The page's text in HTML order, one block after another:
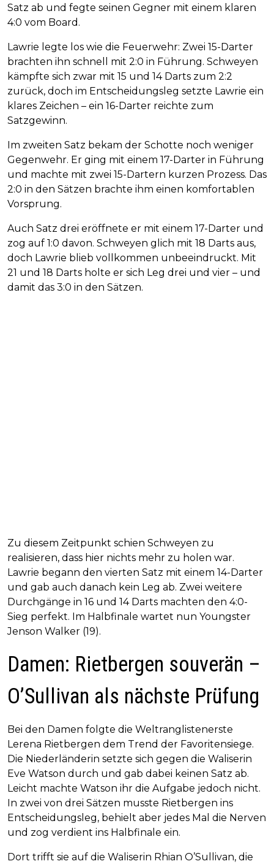
Satz ab und fegte seinen Gegner mit einem klaren
4:0 vom Board.
Lawrie legte los wie die Feuerwehr: Zwei 15-Darter
brachten ihn schnell mit 2:0 in Führung. Schweyen
kämpfte sich zwar mit 15 und 14 Darts zum 2:2
zurück, doch im Entscheidungsleg setzte Lawrie ein
klares Zeichen – ein 16-Darter reichte zum
Satzgewinn.
Im zweiten Satz bekam der Schotte noch weniger
Gegenwehr. Er ging mit einem 17-Darter in Führung
und machte mit zwei 15-Dartern kurzen Prozess. Das
2:0 in den Sätzen brachte ihm einen komfortablen
Vorsprung.
Auch Satz drei eröffnete er mit einem 17-Darter und
zog auf 1:0 davon. Schweyen glich mit 18 Darts aus,
doch Lawrie blieb vollkommen unbeeindruckt. Mit
21 und 18 Darts holte er sich Leg drei und vier – und
damit das 3:0 in den Sätzen.
Zu diesem Zeitpunkt schien Schweyen zu
realisieren, dass hier nichts mehr zu holen war.
Lawrie begann den vierten Satz mit einem 14-Darter
und gab auch danach kein Leg ab. Zwei weitere
Durchgänge in 16 und 14 Darts machten den 4:0-
Sieg perfekt. Im Halbfinale wartet nun Youngster
Jenson Walker (19).
Damen: Rietbergen souverän –
O’Sullivan als nächste Prüfung
Bei den Damen folgte die Weltranglistenerste
Lerena Rietbergen dem Trend der Favoritensiege.
Die Niederländerin setzte sich gegen die Waliserin
Eve Watson durch und gab dabei keinen Satz ab.
Leicht machte Watson ihr die Aufgabe jedoch nicht.
In zwei von drei Sätzen musste Rietbergen ins
Entscheidungsleg, behielt aber jedes Mal die Nerven
und zog verdient ins Halbfinale ein.
Dort trifft sie auf die Waliserin Rhian O’Sullivan, die